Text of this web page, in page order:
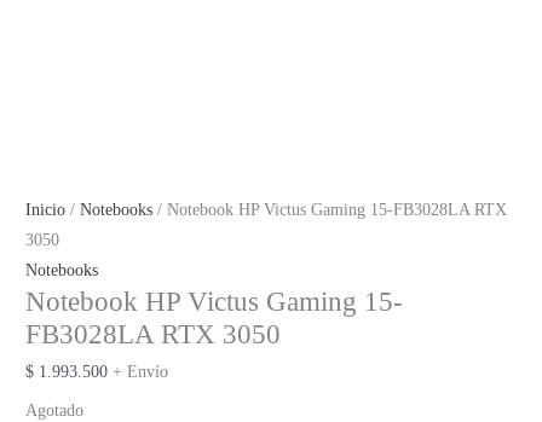
Inicio /Notebooks / Notebook HP Victus Gaming 15-FB3028LA RTX
3050
Notebooks
Notebook HP Victus Gaming 15-
FB3028LA RTX 3050
$ 1.993.500 + Envío
Agotado